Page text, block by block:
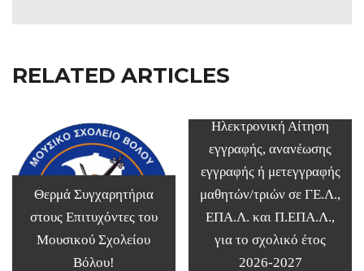
RELATED ARTICLES
Θερμά Συγχαρητήρια
στους Επιτυχόντες του
Μουσικού Σχολείου
Βόλου!
Ηλεκτρονική Αίτηση
εγγραφής, ανανέωσης
εγγραφής ή μετεγγραφής
μαθητών/τριών σε ΓΕ.Λ.,
ΕΠΑ.Λ. και Π.ΕΠΑ.Λ.,
για το σχολικό έτος
2026-2027